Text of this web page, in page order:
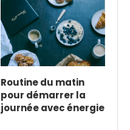
Routine du matin
pour démarrer la
journée avec énergie